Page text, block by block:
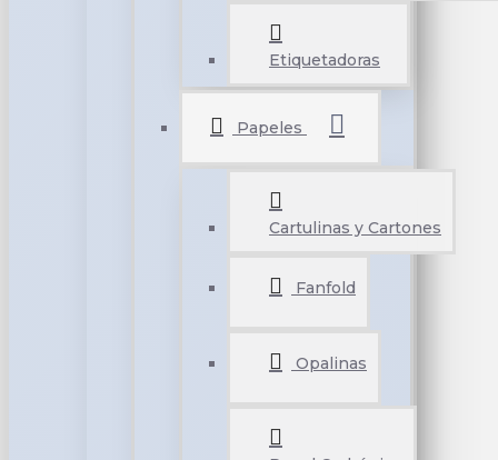
Etiquetadoras
Papeles
Cartulinas y Cartones
Fanfold
Opalinas